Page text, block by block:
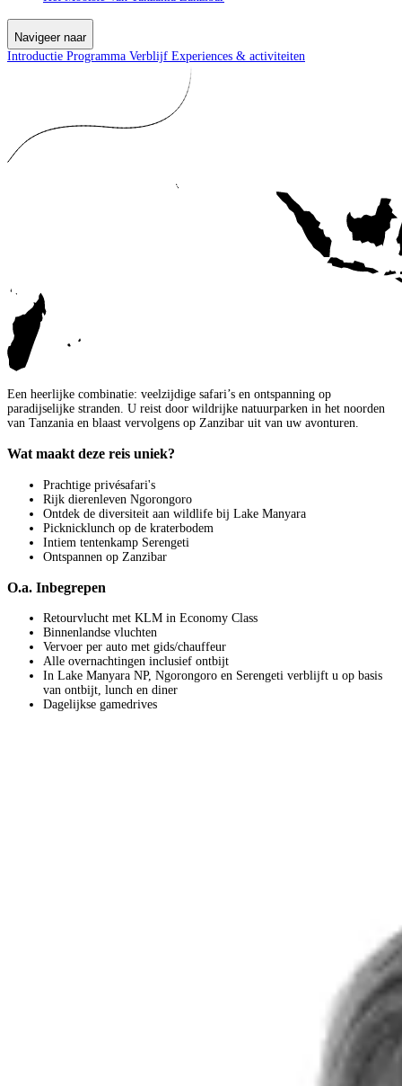
Navigeer naar
Introductie Programma Verblijf Experiences & activiteiten
Een heerlijke combinatie: veelzijdige safari’s en ontspanning op
paradijselijke stranden. U reist door wildrijke natuurparken in het noorden
van Tanzania en blaast vervolgens op Zanzibar uit van uw avonturen.
Wat maakt deze reis uniek?
Prachtige privésafari's
Rijk dierenleven Ngorongoro
Ontdek de diversiteit aan wildlife bij Lake Manyara
Picknicklunch op de kraterbodem
Intiem tentenkamp Serengeti
Ontspannen op Zanzibar
O.a. Inbegrepen
Retourvlucht met KLM in Economy Class
Binnenlandse vluchten
Vervoer per auto met gids/chauffeur
Alle overnachtingen inclusief ontbijt
In Lake Manyara NP, Ngorongoro en Serengeti verblijft u op basis
van ontbijt, lunch en diner
Dagelijkse gamedrives